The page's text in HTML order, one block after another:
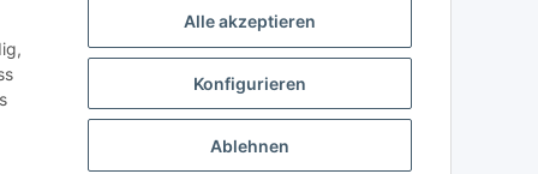
Alle akzeptieren
Konfigurieren
Ablehnen